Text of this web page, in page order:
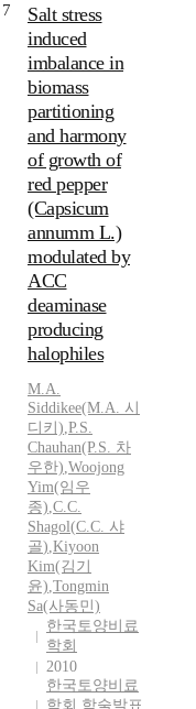
7
Salt stress
induced
imbalance in
biomass
partitioning
and harmony
of growth of
red pepper
(Capsicum
annumm L.)
modulated by
ACC
deaminase
producing
halophiles
M.A.
Siddikee(M.A. 시
디키),P.S.
Chauhan(P.S. 차
우한),Woojong
Yim(임우
종),C.C.
Shagol(C.C. 샤
골),Kiyoon
Kim(김기
윤),Tongmin
Sa(사동민)
한국토양비료
학회
2010
한국토양비료
학회 학술발표